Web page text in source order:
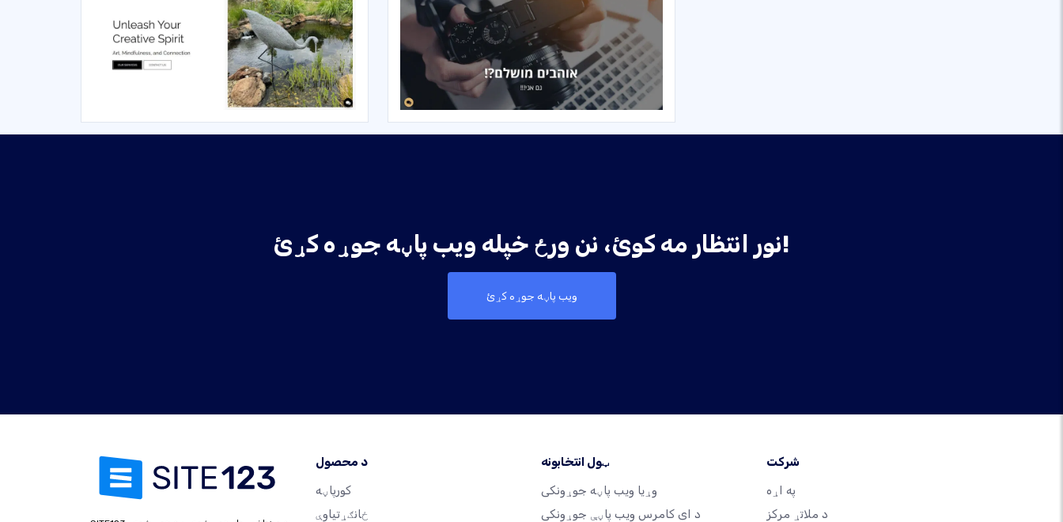
نور انتظار مه کوئ، نن ورځ خپله ویب پاڼه جوړه کړئ!
ویب پاڼه جوړه کړئ
د محصول
کورپاڼه
ځانګړتیاوې
ټول انتخابونه
وړیا ویب پاڼه جوړونکی
د ای کامرس ویب پاڼې جوړونکی
شرکت
په اړه
د ملاتړ مرکز